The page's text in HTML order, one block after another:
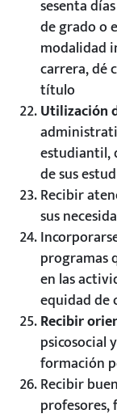
sesenta
de grado o
modalidad
carrera, dé
título
Utilización
estudiantil,
de sus
Recibir
sus
programas
en las
equidad de
Recibir
psicosocial
formación
Recibir
profesores,